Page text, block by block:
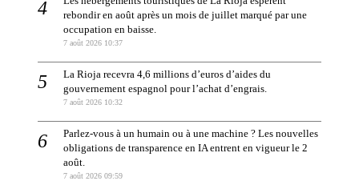
rebondir en août après un mois de juillet marqué par une
occupation en baisse.
7 août 2026 10:37
La Rioja recevra 4,6 millions d’euros d’aides du
gouvernement espagnol pour l’achat d’engrais.
7 août 2026 10:32
Parlez-vous à un humain ou à une machine ? Les nouvelles
obligations de transparence en IA entrent en vigueur le 2
août.
7 août 2026 09:59